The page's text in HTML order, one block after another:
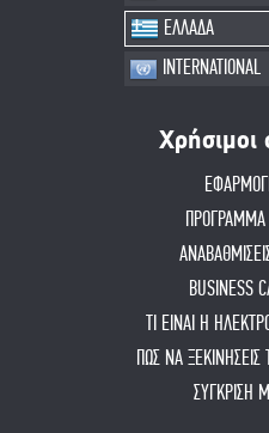
ΕΛΛΑΔΑ
INTERNATIONAL
Χρήσιμοι
BUSINESS
ΤΙ ΕΙΝΑΙ Η
ΠΏΣ ΝΑ ΞΕΚΙΝΉΣΕΙΣ
ΣΥΓΚΡΙΣΗ